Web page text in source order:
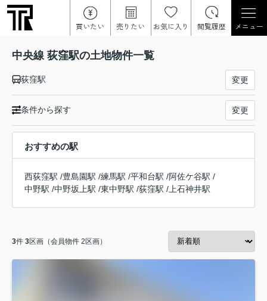
買いたい 売りたい お気に入り 閲覧履歴 メニュー
中央線 荻窪駅の土地物件一覧
荻窪駅 変更
条件から探す 変更
おすすめの駅
西荻窪駅 /豊島園駅 /練馬駅 /平和台駅 /阿佐ケ谷駅 /
中野駅 /中野坂上駅 /東中野駅 /荻窪駅 / 上石神井駅
3件 3区画（会員物件 2区画）